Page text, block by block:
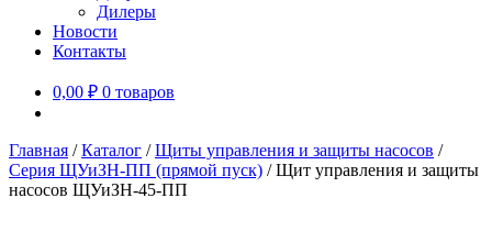
Дилеры
Новости
Контакты
0,00 ₽ 0 товаров
Главная /Каталог /Щиты управления и защиты насосов /
Серия ЩУиЗН-ПП (прямой пуск) /Щит управления и защиты
насосов ЩУиЗН-45-ПП